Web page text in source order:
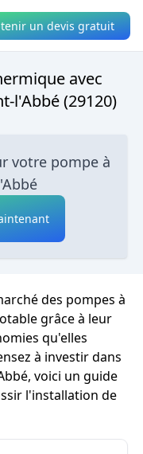
un devis gratuit
avec
l'Abbé (29120)
votre pompe à
des pompes à
grâce à leur
qu'elles
à investir dans
voici un guide
l'installation de